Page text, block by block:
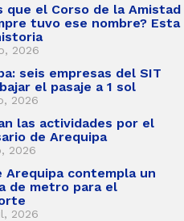
que el Corso de la Amistad
tuvo ese nombre? Esta
2026
seis empresas del SIT
el pasaje a 1 sol
2026
las actividades por el
de Arequipa
2026
Arequipa contempla un
de metro para el
2026